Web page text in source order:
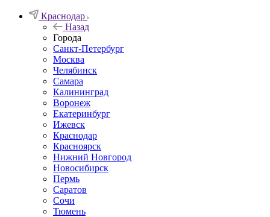
Краснодар
Назад
Города
Санкт-Петербург
Москва
Челябинск
Самара
Калининград
Воронеж
Екатеринбург
Ижевск
Краснодар
Красноярск
Нижний Новгород
Новосибирск
Пермь
Саратов
Сочи
Тюмень